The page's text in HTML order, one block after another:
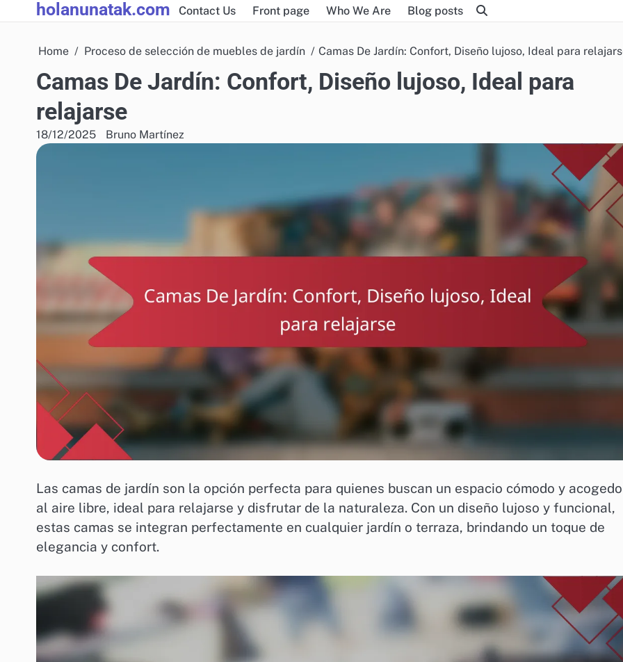
to
holanunatak.com Contact Us Front page Who We Are Blog posts
Home Proceso de selección de muebles de jardín Camas De Jardín: Confort, Diseño lujoso, Ideal para
Camas De Jardín: Confort, Diseño lujoso, Ideal para
relajarse
18/12/2025 Bruno Martínez
Las camas de jardín son la opción perfecta para quienes buscan un espacio cómodo y
al aire libre, ideal para relajarse y disfrutar de la naturaleza. Con un diseño lujoso y funcional,
estas camas se integran perfectamente en cualquier jardín o terraza, brindando un toque de
elegancia y confort.